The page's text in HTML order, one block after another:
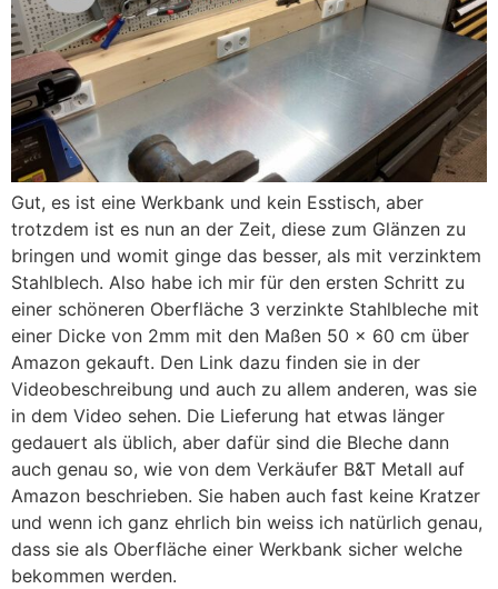
Gut, es ist eine Werkbank und kein Esstisch, aber
trotzdem ist es nun an der Zeit, diese zum Glänzen zu
bringen und womit ginge das besser, als mit verzinktem
Stahlblech. Also habe ich mir für den ersten Schritt zu
einer schöneren Oberfläche 3 verzinkte Stahlbleche mit
einer Dicke von 2mm mit den Maßen 50 x 60 cm über
Amazon gekauft. Den Link dazu finden sie in der
Videobeschreibung und auch zu allem anderen, was sie
in dem Video sehen. Die Lieferung hat etwas länger
gedauert als üblich, aber dafür sind die Bleche dann
auch genau so, wie von dem Verkäufer B&T Metall auf
Amazon beschrieben. Sie haben auch fast keine Kratzer
und wenn ich ganz ehrlich bin weiss ich natürlich genau,
dass sie als Oberfläche einer Werkbank sicher welche
bekommen werden.